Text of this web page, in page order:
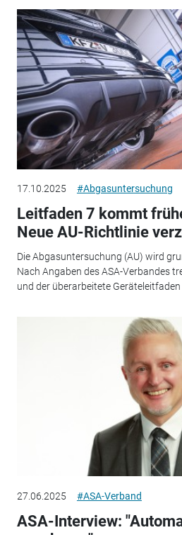
17.10.2025 #Abgasuntersuchung
Leitfaden 7 kommt
Neue AU-Richtlinie
Die Abgasuntersuchung (AU) wird
Nach Angaben des ASA-Verbandes
und der überarbeitete Geräteleitfaden
27.06.2025 #ASA-Verband
ASA-Interview: